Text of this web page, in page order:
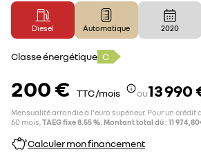
Diesel Automatique 2020
Classe énergétique C
200 € TTC /mois ou13 990
Mensualité arrondie à l'euro supérieur. Pour un crédit
60 mois, TAEG fixe 8.55 %. Montant total dû : 11
Calculer mon financement